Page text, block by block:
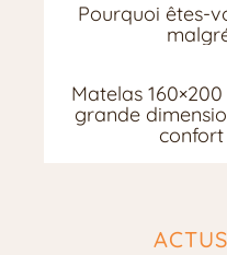
Pourquoi êtes-
Matelas
grande
ACTUS